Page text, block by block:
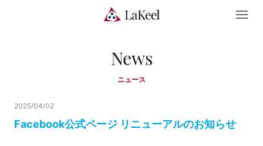
News
ニュース
Facebook公式ページ リニューアルのお知らせ
2025/04/02